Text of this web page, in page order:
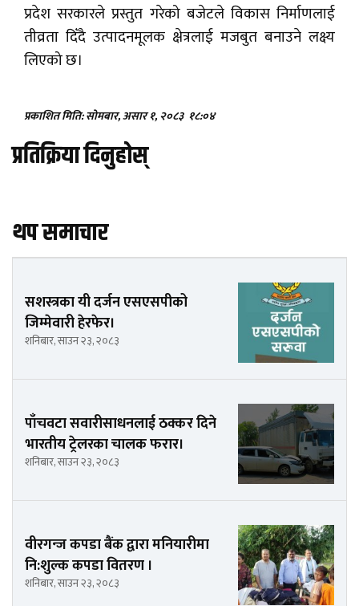
प्रदेश सरकारले प्रस्तुत गरेको बजेटले विकास निर्माणलाई
तीव्रता दिँदै उत्पादनमूलक क्षेत्रलाई मजबुत बनाउने लक्ष्य
लिएको छ।
प्रकाशित मिति: सोमबार, असार १, २०८३ १८:०४
प्रतिक्रिया दिनुहोस्
थप समाचार
सशस्त्रका यी दर्जन एसएसपीको
जिम्मेवारी हेरफेर।
शनिबार, साउन २३, २०८३
पाँचवटा सवारीसाधनलाई ठक्कर दिने
भारतीय ट्रेलरका चालक फरार।
शनिबार, साउन २३, २०८३
वीरगन्ज कपडा बैंक द्वारा मनियारीमा
नि:शुल्क कपडा वितरण ।
शनिबार, साउन २३, २०८३